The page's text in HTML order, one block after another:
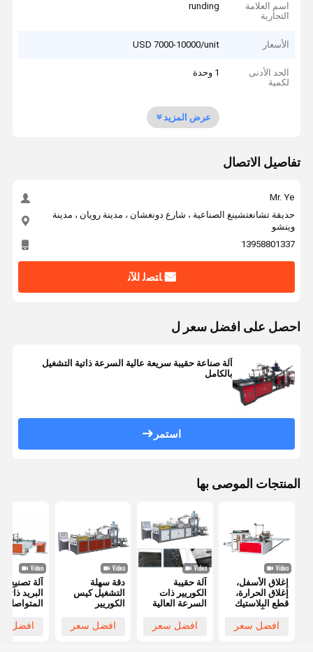
اسم العلامة
التجارية
runding
الأسعار USD 7000-10000/unit
الحد الأدنى
لكمية
1 وحدة
عرض المزيد
تفاصيل الاتصال
Mr. Ye
حديقة تشانغتشينغ الصناعية ، شارع دونغشان ، مدينة رويان ، مدينة
وينشو
13958801337
ﺎﺘﺼﻟ ﺍﻶﻧ
احصل على افضل سعر ل
آلة صناعة حقيبة سريعة عالية السرعة ذاتية التشغيل
بالكامل
استمر
المنتجات الموصى بها
إغلاق الأسفل،
إغلاق الحرارة،
قطع البلاستيك
أكياس التسوق
افضل سعر
آلة حقيبة
الكوريير ذات
السرعة العالية
بالكامل
افضل سعر
دقة سهلة
التشغيل كيس
الكوريير
الجهاز كفاءة في
استخدام الطاقة
افضل سعر
آلة تصنيع
البريد
المتواصلة
واحدة
افضل